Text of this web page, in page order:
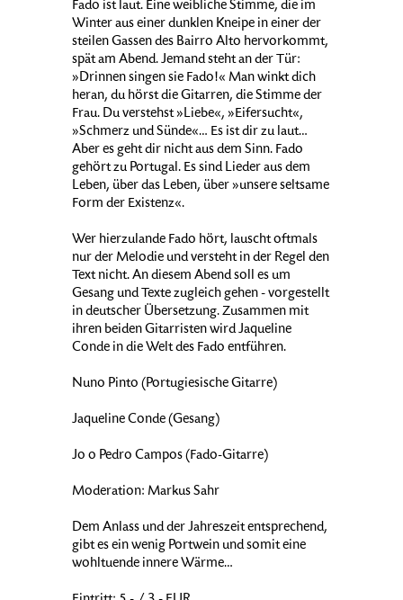
Fado ist laut. Eine weibliche Stimme, die im
Winter aus einer dunklen Kneipe in einer der
steilen Gassen des Bairro Alto hervorkommt,
spät am Abend. Jemand steht an der Tür:
»Drinnen singen sie Fado!« Man winkt dich
heran, du hörst die Gitarren, die Stimme der
Frau. Du verstehst »Liebe«, »Eifersucht«,
»Schmerz und Sünde«… Es ist dir zu laut…
Aber es geht dir nicht aus dem Sinn. Fado
gehört zu Portugal. Es sind Lieder aus dem
Leben, über das Leben, über »unsere seltsame
Form der Existenz«.
Wer hierzulande Fado hört, lauscht oftmals
nur der Melodie und versteht in der Regel den
Text nicht. An diesem Abend soll es um
Gesang und Texte zugleich gehen - vorgestellt
in deutscher Übersetzung. Zusammen mit
ihren beiden Gitarristen wird Jaqueline
Conde in die Welt des Fado entführen.
Nuno Pinto (Portugiesische Gitarre)
Jaqueline Conde (Gesang)
Jo o Pedro Campos (Fado-Gitarre)
Moderation: Markus Sahr
Dem Anlass und der Jahreszeit entsprechend,
gibt es ein wenig Portwein und somit eine
wohltuende innere Wärme…